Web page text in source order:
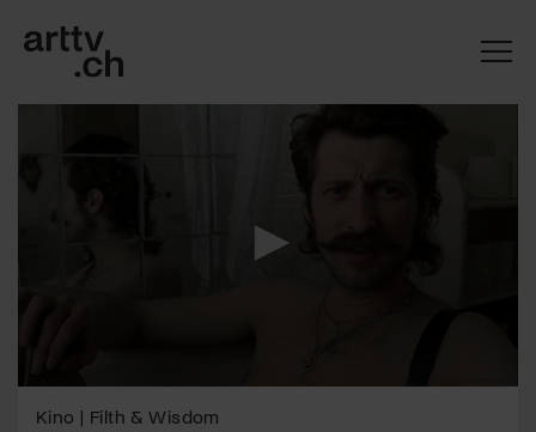
seconds
Kino | Filth & Wisdom
Mach mit: «Be Part of the Art»!